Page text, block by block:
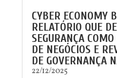
CYBER ECONOMY
RELATÓRIO QUE
SEGURANÇA
DE NEGÓCIOS E
DE GOVERNANÇA
22/12/2025